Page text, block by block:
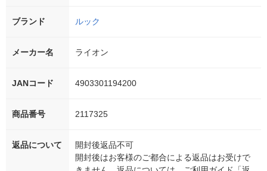
ブランド ルック
メーカー名 ライオン
JANコード 4903301194200
商品番号 2117325
返品について
開封後返品不可
開封後はお客様のご都合による返品はお受けで